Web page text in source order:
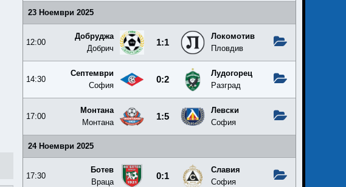
23 Ноември 2025
12:00
Добруджа
Добрич
1:1
Локомотив
Пловдив
14:30
Септември
София
0:2
Лудогорец
Разград
17:00
Монтана
Монтана
1:5
Левски
София
24 Ноември 2025
17:30
Ботев
Враца
0:1
Славия
София